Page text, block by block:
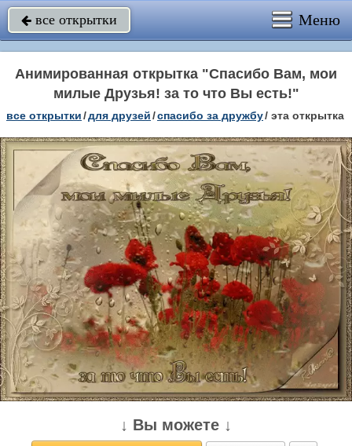
 все открытки Меню
Анимированная открытка "Спасибо Вам, мои
милые Друзья! за то что Вы есть!"
все открытки/для друзей/спасибо за дружбу/ эта открытка
↓ Вы можете ↓